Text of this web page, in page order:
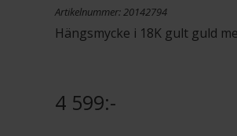
Artikelnummer: 20142794
Hängsmycke i 18K gult guld
4 599:-